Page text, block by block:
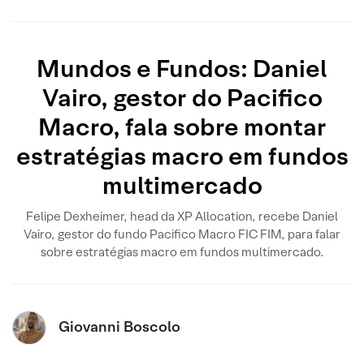
Mundos e Fundos: Daniel
Vairo, gestor do Pacifico
Macro, fala sobre montar
estratégias macro em fundos
multimercado
Felipe Dexheimer, head da XP Allocation, recebe Daniel
Vairo, gestor do fundo Pacifico Macro FIC FIM, para falar
sobre estratégias macro em fundos multimercado.
Giovanni Boscolo